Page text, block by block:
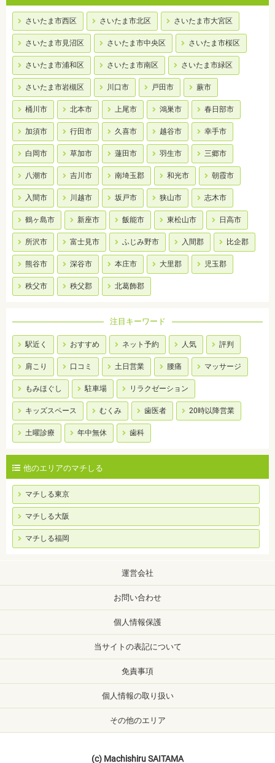
さいたま市西区 さいたま市北区 さいたま市大宮区
さいたま市見沼区 さいたま市中央区 さいたま市桜区
さいたま市浦和区 さいたま市南区 さいたま市緑区
さいたま市岩槻区 川口市 戸田市 蕨市
桶川市 北本市 上尾市 鴻巣市 春日部市
加須市 行田市 久喜市 越谷市 幸手市
白岡市 草加市 蓮田市 羽生市 三郷市
八潮市 吉川市 南埼玉郡 和光市 朝霞市
入間市 川越市 坂戸市 狭山市 志木市
鶴ヶ島市 新座市 飯能市 東松山市 日高市
所沢市 富士見市 ふじみ野市 入間郡 比企郡
熊谷市 深谷市 本庄市 大里郡 児玉郡
秩父市 秩父郡 北葛飾郡
注目キーワード
駅近く おすすめ ネット予約 人気 評判
肩こり 口コミ 土日営業 腰痛 マッサージ
もみほぐし 駐車場 リラクゼーション
キッズスペース むくみ 歯医者 20時以降営業
土曜診療 年中無休 歯科
他のエリアのマチしる
マチしる東京
マチしる大阪
マチしる福岡
運営会社
お問い合わせ
個人情報保護
当サイトの表記について
免責事項
個人情報の取り扱い
その他のエリア
(c) Machishiru SAITAMA